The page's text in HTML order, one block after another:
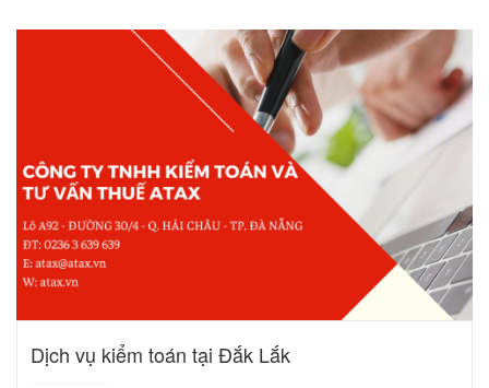
Dịch vụ kiểm toán tại Đắk Lắk